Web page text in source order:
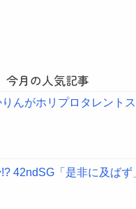
今月の人気記事
んがホリプロタレント
42ndSG「是非に及ば